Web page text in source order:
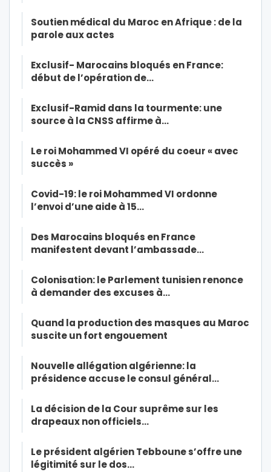
Soutien médical du Maroc en Afrique : de la
parole aux actes
Exclusif- Marocains bloqués en France:
début de l’opération de…
Exclusif-Ramid dans la tourmente: une
source à la CNSS affirme à…
Le roi Mohammed VI opéré du coeur « avec
succès »
Covid-19: le roi Mohammed VI ordonne
l’envoi d’une aide à 15…
Des Marocains bloqués en France
manifestent devant l’ambassade…
Colonisation: le Parlement tunisien renonce
à demander des excuses à…
Quand la production des masques au Maroc
suscite un fort engouement
Nouvelle allégation algérienne: la
présidence accuse le consul général…
La décision de la Cour suprême sur les
drapeaux non officiels…
Le président algérien Tebboune s’offre une
légitimité sur le dos…